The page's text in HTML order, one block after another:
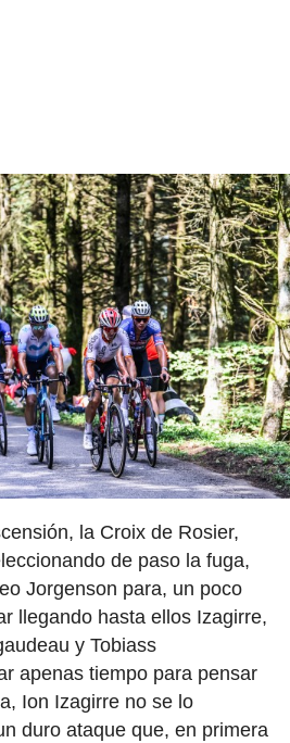
la Croix de Rosier,
de paso la fuga,
Jorgenson para, un poco
llegando hasta ellos Izagirre,
y Tobiass
apenas tiempo para pensar
Ion Izagirre no se lo
duro ataque que, en primera